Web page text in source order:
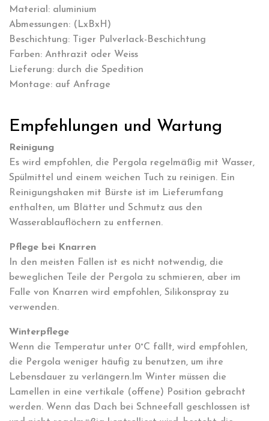
Material: aluminium
Abmessungen: (LxBxH)
Beschichtung: Tiger Pulverlack-Beschichtung
Farben: Anthrazit oder Weiss
Lieferung: durch die Spedition
Montage: auf Anfrage
Empfehlungen und Wartung
Reinigung
Es wird empfohlen, die Pergola regelmäßig mit Wasser,
Spülmittel und einem weichen Tuch zu reinigen. Ein
Reinigungshaken mit Bürste ist im Lieferumfang
enthalten, um Blätter und Schmutz aus den
Wasserablauflöchern zu entfernen.
Pflege bei Knarren
In den meisten Fällen ist es nicht notwendig, die
beweglichen Teile der Pergola zu schmieren, aber im
Falle von Knarren wird empfohlen, Silikonspray zu
verwenden.
Winterpflege
Wenn die Temperatur unter 0°C fällt, wird empfohlen,
die Pergola weniger häufig zu benutzen, um ihre
Lebensdauer zu verlängern.Im Winter müssen die
Lamellen in eine vertikale (offene) Position gebracht
werden. Wenn das Dach bei Schneefall geschlossen ist